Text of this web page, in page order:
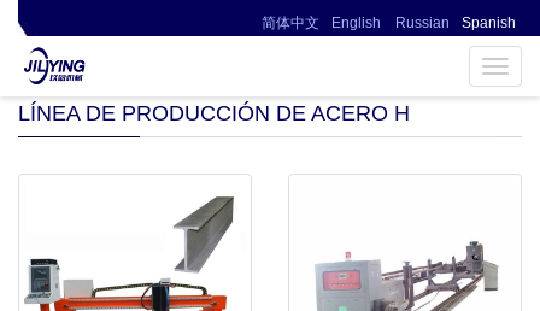
简体中文 English Russian Spanish
▎ Página no encontrada0086-13394110095
LÍNEA DE PRODUCCIÓN DE ACERO H